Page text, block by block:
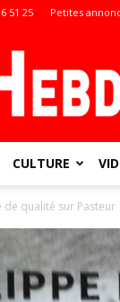
51 25 Petites
:
CULTURE
de qualité sur Pasteur